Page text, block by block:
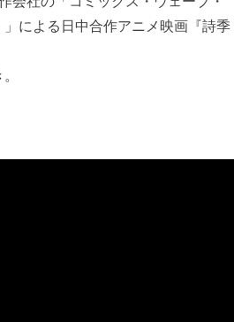
による日中合作アニメ映画『詩季